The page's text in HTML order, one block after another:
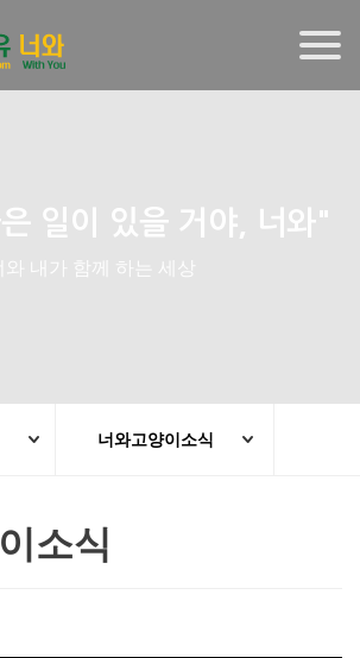
일이 있을 거야, 너와"
와 내가 함께 하는 세상
너와고양이소식
소식